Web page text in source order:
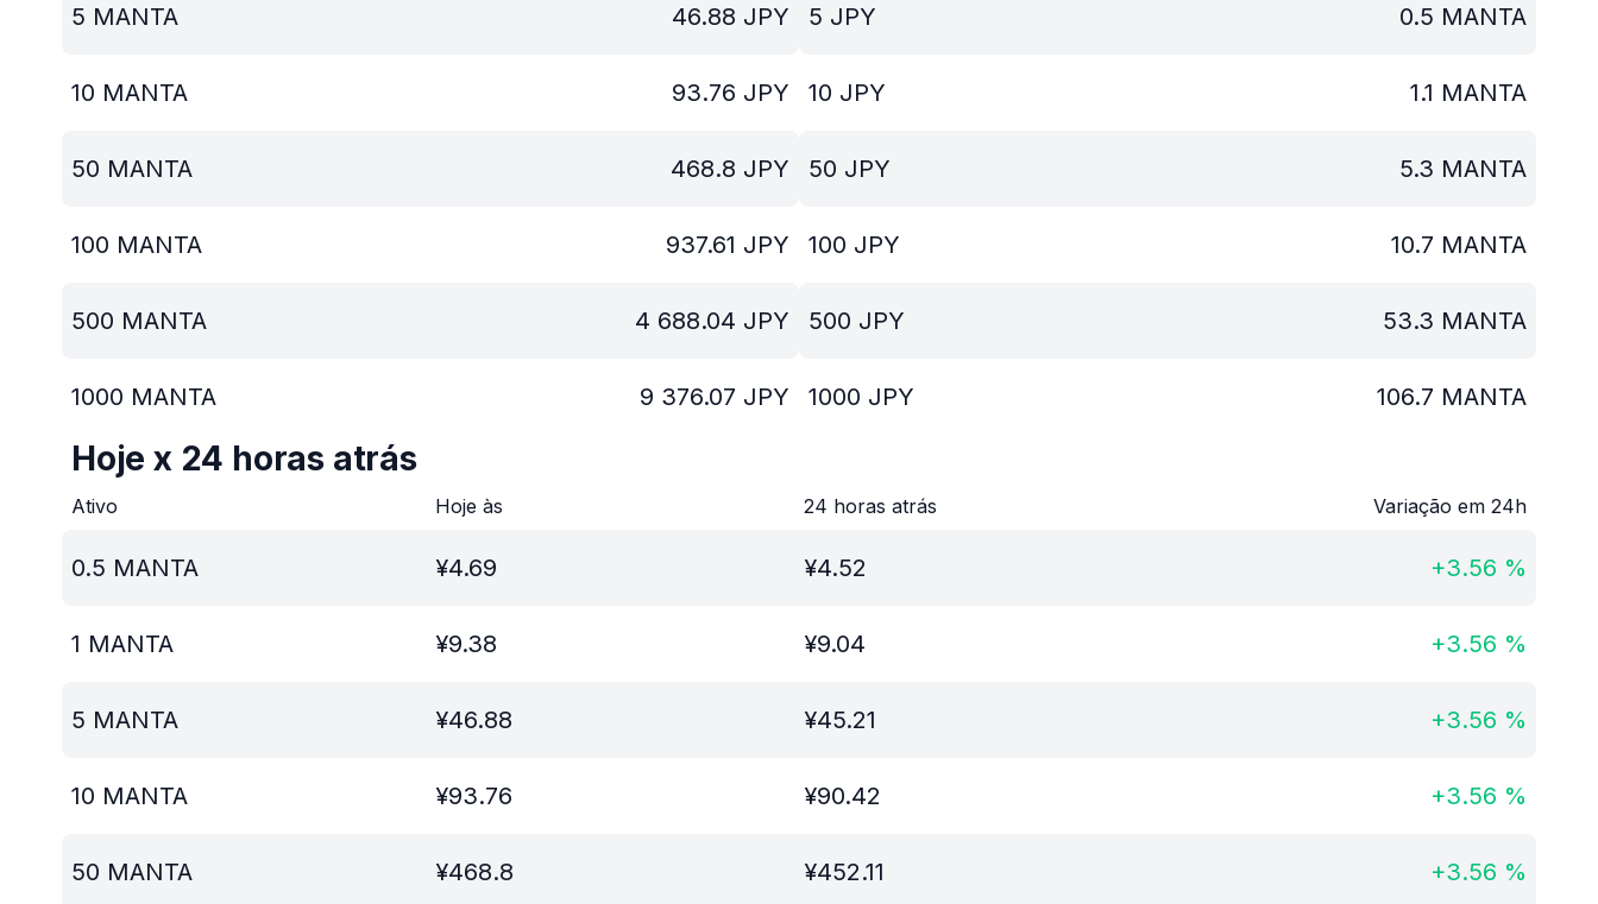
5 MANTA 46.88 JPY
10 MANTA 93.76 JPY
50 MANTA 468.8 JPY
100 MANTA 937.61 JPY
500 MANTA 4 688.04 JPY
1000 MANTA 9 376.07 JPY
5 JPY 0.5 MANTA
10 JPY 1.1 MANTA
50 JPY 5.3 MANTA
100 JPY 10.7 MANTA
500 JPY 53.3 MANTA
1000 JPY 106.7 MANTA
Hoje x 24 horas atrás
Ativo Hoje às 24 horas atrás Variação em 24h
0.5 MANTA ¥4.69 ¥4.52 +3.56 %
1 MANTA ¥9.38 ¥9.04 +3.56 %
5 MANTA ¥46.88 ¥45.21 +3.56 %
10 MANTA ¥93.76 ¥90.42 +3.56 %
50 MANTA ¥468.8 ¥452.11 +3.56 %